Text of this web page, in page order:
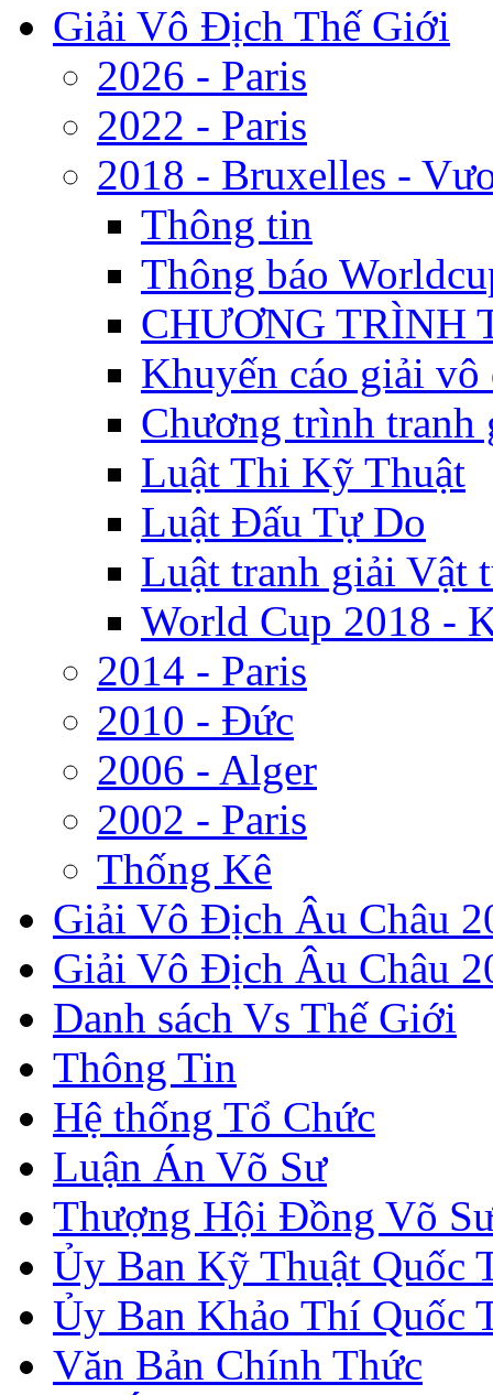
Giải Vô Địch Thế Giới
2026 - Paris
2022 - Paris
2018 - Bruxelles -
Thông tin
Thông báo
CHƯƠNG TRÌNH
Khuyến cáo giải
Chương trình tranh
Luật Thi Kỹ Thuật
Luật Đấu Tự Do
Luật tranh giải Vật
World Cup 2018 -
2014 - Paris
2010 - Đức
2006 - Alger
2002 - Paris
Thống Kê
Giải Vô Địch Âu Châu
Giải Vô Địch Âu Châu
Danh sách Vs Thế Giới
Thông Tin
Hệ thống Tổ Chức
Luận Án Võ Sư
Thượng Hội Đồng Võ
Ủy Ban Kỹ Thuật Quốc
Ủy Ban Khảo Thí Quốc
Văn Bản Chính Thức